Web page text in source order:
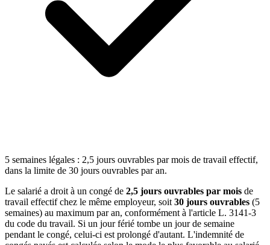
5 semaines légales : 2,5 jours ouvrables par mois de travail effectif,
dans la limite de 30 jours ouvrables par an.
Le salarié a droit à un congé de 2,5 jours ouvrables par mois de
travail effectif chez le même employeur, soit 30 jours ouvrables (5
semaines) au maximum par an, conformément à l'article L. 3141-3
du code du travail. Si un jour férié tombe un jour de semaine
pendant le congé, celui-ci est prolongé d'autant. L'indemnité de